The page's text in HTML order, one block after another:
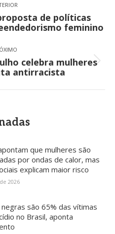
Post
anterior:
de políticas
feminino
Próximo
post:
celebra mulheres
antirracista
que mulheres são
por ondas de calor, mas
explicam maior risco
2026
são 65% das vítimas
no Brasil, aponta